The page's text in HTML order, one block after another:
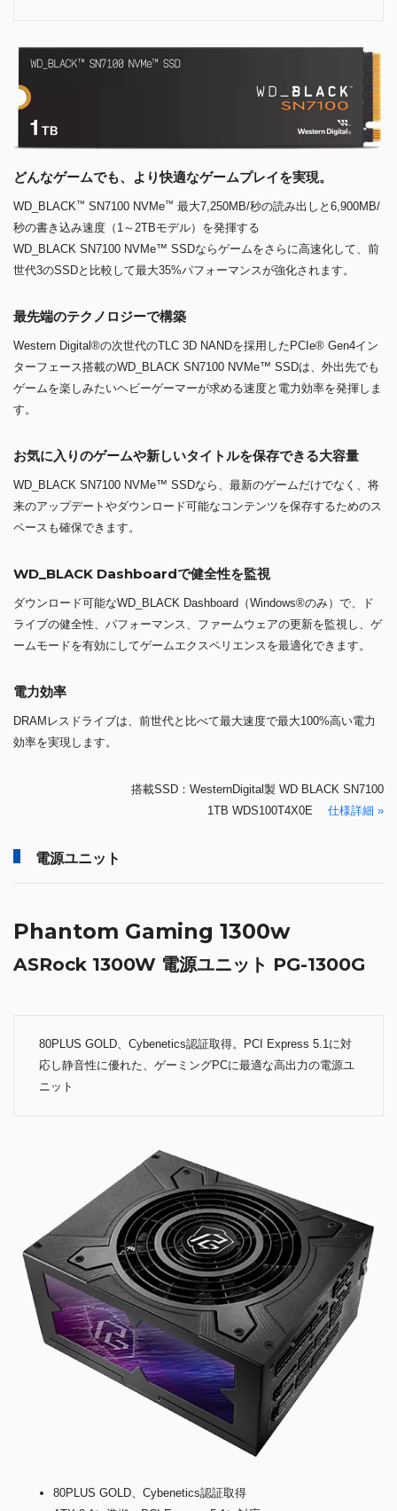
どんなゲームでも、より快適なゲームプレイを実現。
WD_BLACK™ SN7100 NVMe™ 最大7,250MB/秒の読み出しと6,900MB/
秒の書き込み速度（1～2TBモデル）を発揮する
WD_BLACK SN7100 NVMe™ SSDならゲームをさらに高速化して、前
世代3のSSDと比較して最大35%パフォーマンスが強化されます。
最先端のテクノロジーで構築
Western Digital®の次世代のTLC 3D NANDを採用したPCIe® Gen4イン
ターフェース搭載のWD_BLACK SN7100 NVMe™ SSDは、外出先でも
ゲームを楽しみたいヘビーゲーマーが求める速度と電力効率を発揮しま
す。
お気に入りのゲームや新しいタイトルを保存できる大容量
WD_BLACK SN7100 NVMe™ SSDなら、最新のゲームだけでなく、将
来のアップデートやダウンロード可能なコンテンツを保存するためのス
ペースも確保できます。
WD_BLACK Dashboardで健全性を監視
ダウンロード可能なWD_BLACK Dashboard（Windows®のみ）で、ド
ライブの健全性、パフォーマンス、ファームウェアの更新を監視し、ゲ
ームモードを有効にしてゲームエクスペリエンスを最適化できます。
電力効率
DRAMレスドライブは、前世代と比べて最大速度で最大100%高い電力
効率を実現します。
搭載SSD：WesternDigital製 WD BLACK SN7100
1TB WDS100T4X0E 仕様詳細 »
電源ユニット
Phantom Gaming 1300w
ASRock 1300W 電源ユニット PG-1300G
80PLUS GOLD、Cybenetics認証取得。PCI Express 5.1に対
応し静音性に優れた、ゲーミングPCに最適な高出力の電源ユ
ニット
80PLUS GOLD、Cybenetics認証取得